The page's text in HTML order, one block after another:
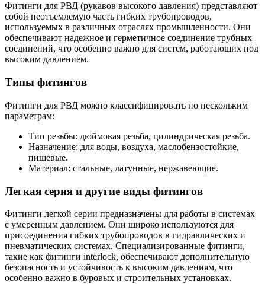
Фитинги для РВД (рукавов высокого давления) представляют
собой неотъемлемую часть гибких трубопроводов,
используемых в различных отраслях промышленности. Они
обеспечивают надежное и герметичное соединение трубных
соединений, что особенно важно для систем, работающих под
высоким давлением.
Типы фитингов
Фитинги для РВД можно классифицировать по нескольким
параметрам:
Тип резьбы: дюймовая резьба, цилиндрическая резьба.
Назначение: для воды, воздуха, маслобензостойкие,
пищевые.
Материал: стальные, латунные, нержавеющие.
Легкая серия и другие виды фитингов
Фитинги легкой серии предназначены для работы в системах
с умеренным давлением. Они широко используются для
присоединения гибких трубопроводов в гидравлических и
пневматических системах. Специализированные фитинги,
такие как фитинги interlock, обеспечивают дополнительную
безопасность и устойчивость к высоким давлениям, что
особенно важно в буровых и строительных установках.